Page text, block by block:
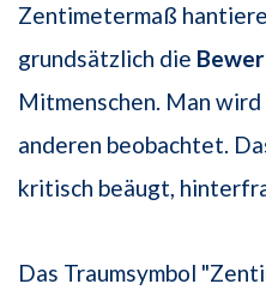
Zentimetermaß
grundsätzlich die
Mitmenschen. Man
anderen beobachtet.
kritisch beäugt,
Das Traumsymbol